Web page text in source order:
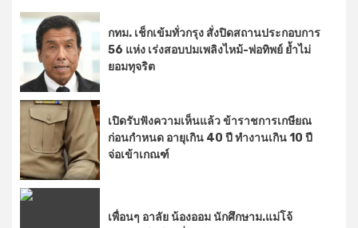
กทม. เช็กเข้มทั่วกรุง สั่งปิดสถานประกอบการ
56 แห่ง เร่งสอบปมเพลิงไหม้-พ่อทิพย์ ย้ำไม่
ยอมทุจริต
เปิดรับฟังความเห็นแล้ว ข้าราชการเกษียณ
ก่อนกำหนด อายุเกิน 40 ปี ทำงานเกิน 10 ปี
จ่อเข้าเกณฑ์
เพื่อนๆ อาลัย น้องออม นักศึกษาม.แม่โจ้